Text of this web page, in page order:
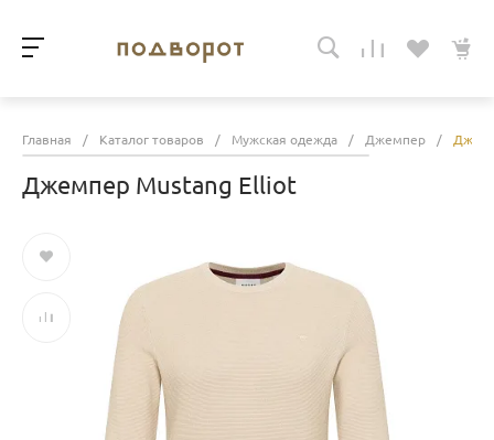
Главная / Каталог товаров / Мужская одежда / Джемпер /
Джемпер Mustang Elliot